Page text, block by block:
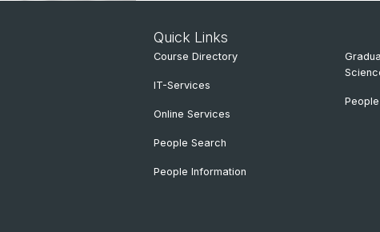
Quick Links
Course Directory
IT-Services
Online Services
People Search
People Information
People